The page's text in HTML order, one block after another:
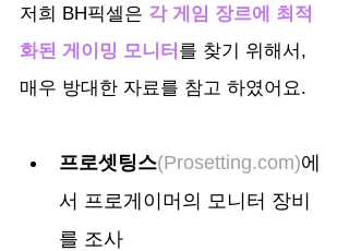
저희 BH픽셀은 각 게임 장르에 최적
화된 게이밍 모니터 를 찾기 위해서,
매우 방대한 자료를 참고 하였어요.
프로셋팅스(Prosetting.com)에
서 프로게이머의 모니터 장비
를 조사